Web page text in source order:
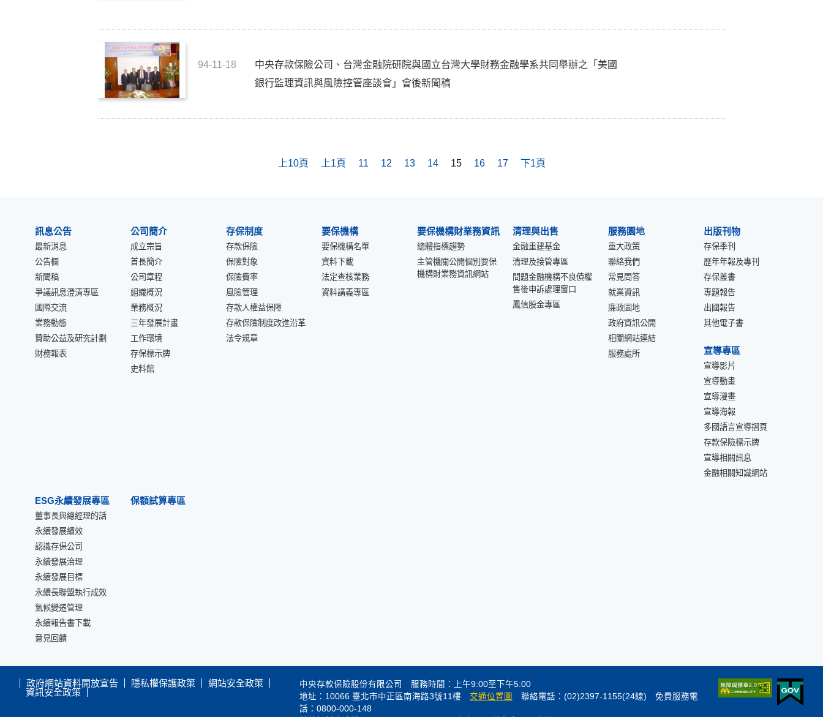
94-11-18
中央存款保險公司、台灣金融院研院與國立台灣大學財務金融學系共同舉辦之「美國
銀行監理資訊與風險控管座談會」會後新聞稿
上10頁 上1頁 11 12 13 14 15 16 17 下1頁
訊息公告
最新消息
公告欄
新聞稿
爭議訊息澄清專區
國際交流
業務動態
贊助公益及研究計劃
財務報表
公司簡介
成立宗旨
首長簡介
公司章程
組織概況
業務概況
三年發展計畫
工作環境
存保標示牌
史料館
存保制度
存款保險
保險對象
保險費率
風險管理
存款人權益保障
存款保險制度改進沿革
法令規章
要保機構
要保機構名單
資料下載
法定查核業務
資料講義專區
要保機構財業務資訊
總體指標趨勢
主管機關公開個別要保
機構財業務資訊網站
清理與出售
金融重建基金
清理及接管專區
問題金融機構不良債權
售後申訴處理窗口
鳳信股金專區
服務園地
重大政策
聯絡我們
常見問答
就業資訊
廉政園地
政府資訊公開
相關網站連結
服務處所
出版刊物
存保季刊
歷年年報及專刊
存保叢書
專題報告
出國報告
其他電子書
宣導專區
宣導影片
宣導動畫
宣導漫畫
宣導海報
多國語言宣導摺頁
存款保險標示牌
宣導相關訊息
金融相關知識網站
ESG永續發展專區
董事長與總經理的話
永續發展績效
認識存保公司
永續發展治理
永續發展目標
永續長聯盟執行成效
氣候變遷管理
永續報告書下載
意見回饋
保額試算專區
政府網站資料開放宣告 隱私權保護政策
網站安全政策
資訊安全政策
中央存款保險股份有限公司 服務時間：上午9:00至下午5:00
地址：10066 臺北市中正區南海路3號11樓
交通位置圖
聯絡電話：(02)2397-1155(24線) 免費服務電
話：0800-000-148